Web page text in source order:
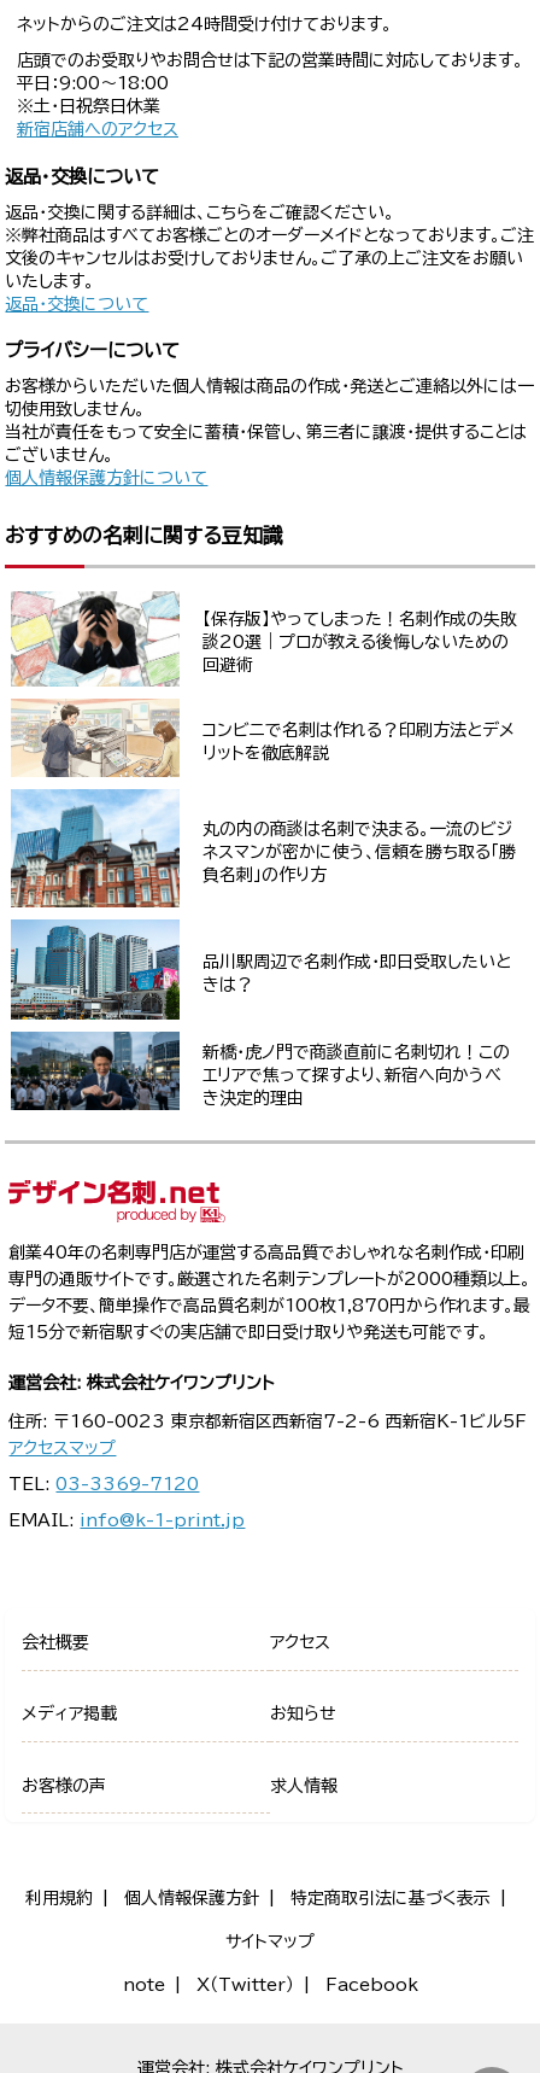
ネットからのご注文は24時間受け付けております。
店頭でのお受取りやお問合せは下記の営業時間に対応しております。
平日：9:00〜18:00
※土・日祝祭日休業
新宿店舗へのアクセス
返品・交換について
返品・交換に関する詳細は、こちらをご確認ください。
※弊社商品はすべてお客様ごとのオーダーメイドとなっております。ご注
文後のキャンセルはお受けしておりません。ご了承の上ご注文をお願い
いたします。
返品・交換について
プライバシーについて
お客様からいただいた個人情報は商品の作成・発送とご連絡以外には一
切使用致しません。
当社が責任をもって安全に蓄積・保管し、第三者に譲渡・提供することは
ございません。
個人情報保護方針について
おすすめの名刺に関する豆知識
【保存版】やってしまった！名刺作成の失敗
談20選｜プロが教える後悔しないための
回避術
コンビニで名刺は作れる？印刷方法とデメ
リットを徹底解説
丸の内の商談は名刺で決まる。一流のビジ
ネスマンが密かに使う、信頼を勝ち取る「勝
負名刺」の作り方
品川駅周辺で名刺作成・即日受取したいと
きは？
新橋・虎ノ門で商談直前に名刺切れ！この
エリアで焦って探すより、新宿へ向かうべ
き決定的理由
創業40年の名刺専門店が運営する高品質でおしゃれな名刺作成・印刷
専門の通販サイトです。厳選された名刺テンプレートが2000種類以上。
データ不要、簡単操作で高品質名刺が100枚1,870円から作れます。最
短15分で新宿駅すぐの実店舗で即日受け取りや発送も可能です。
運営会社: 株式会社ケイワンプリント
住所: 〒160-0023 東京都新宿区西新宿7-2-6 西新宿K-1ビル5F
アクセスマップ
TEL:03-3369-7120
EMAIL: info@k-1-print.jp
会社概要 アクセス
メディア掲載 お知らせ
お客様の声 求人情報
利用規約 個人情報保護方針 特定商取引法に基づく表示
サイトマップ
note X（Twitter） Facebook
運営会社: 株式会社ケイワンプリント